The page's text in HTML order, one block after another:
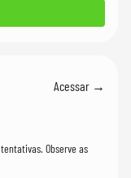
Acessar →
Observe as